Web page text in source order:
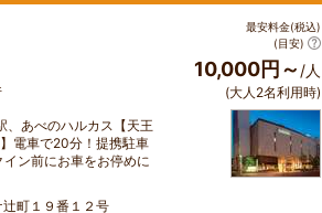
、あべのハルカス【天王
電車で20分！提携駐車
ン前にお車をお停めに
町１９番１２号
最安料金(税込)
(目安)
10,000円～ /人
(大人2名利用時)